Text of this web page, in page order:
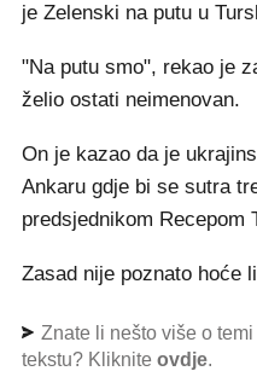
je Zelenski na putu u
"Na putu smo", rekao je
želio ostati neimenovan.
On je kazao da je
Ankaru gdje bi se sutra
predsjednikom Recepom
Zasad nije poznato hoće
Znate li nešto više o
tekstu? Kliknite ovdje.